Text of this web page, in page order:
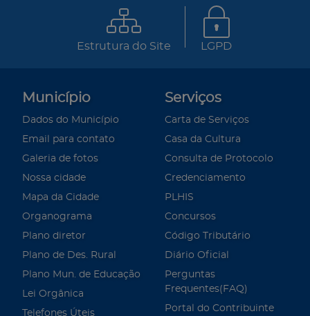
Estrutura do Site LGPD
Município
Dados do Município
Email para contato
Galeria de fotos
Nossa cidade
Mapa da Cidade
Organograma
Plano diretor
Plano de Des. Rural
Plano Mun. de Educação
Lei Orgânica
Telefones Úteis
Serviços
Carta de Serviços
Casa da Cultura
Consulta de Protocolo
Credenciamento
PLHIS
Concursos
Código Tributário
Diário Oficial
Perguntas
Frequentes(FAQ)
Portal do Contribuinte